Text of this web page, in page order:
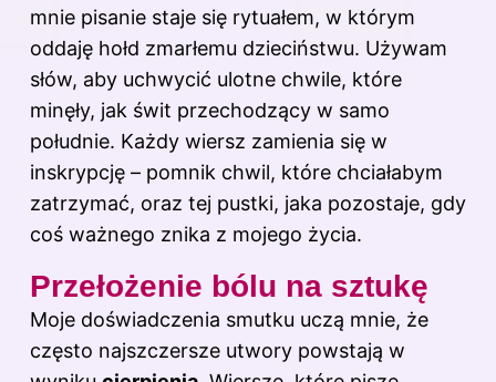
mnie pisanie staje się rytuałem, w którym
oddaję hołd zmarłemu dzieciństwu. Używam
słów, aby uchwycić ulotne chwile, które
minęły, jak świt przechodzący w samo
południe. Każdy wiersz zamienia się w
inskrypcję – pomnik chwil, które chciałabym
zatrzymać, oraz tej pustki, jaka pozostaje, gdy
coś ważnego znika z mojego życia.
Przełożenie bólu na sztukę
Moje doświadczenia smutku uczą mnie, że
często najszczersze utwory powstają w